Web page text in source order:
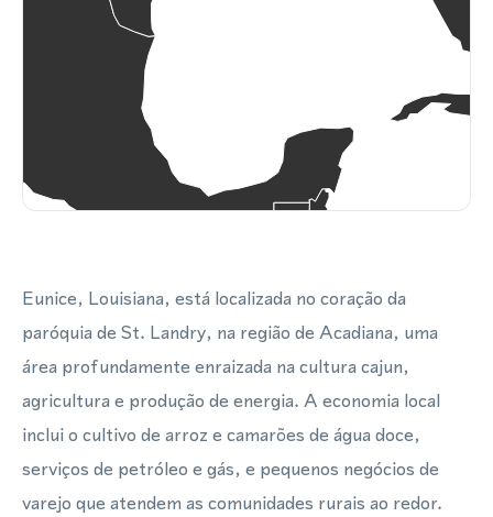
Eunice, Louisiana, está localizada no coração da
paróquia de St. Landry, na região de Acadiana, uma
área profundamente enraizada na cultura cajun,
agricultura e produção de energia. A economia local
inclui o cultivo de arroz e camarões de água doce,
serviços de petróleo e gás, e pequenos negócios de
varejo que atendem as comunidades rurais ao redor.